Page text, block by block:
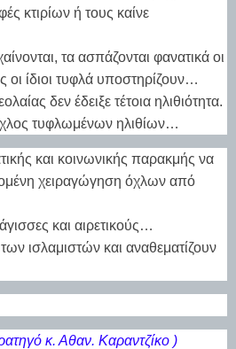
κτιρίων ή τους καίνε
τα ασπάζονται φανατικά οι
οι ίδιοι τυφλά υποστηρίζουν…
δεν έδειξε τέτοια ηλιθιότητα.
τυφλωμένων ηλιθίων…
και κοινωνικής παρακμής να
χειραγώγηση όχλων από
και αιρετικούς…
ισλαμιστών και αναθεματίζουν
κ. Αθαν. Καραντζίκο )